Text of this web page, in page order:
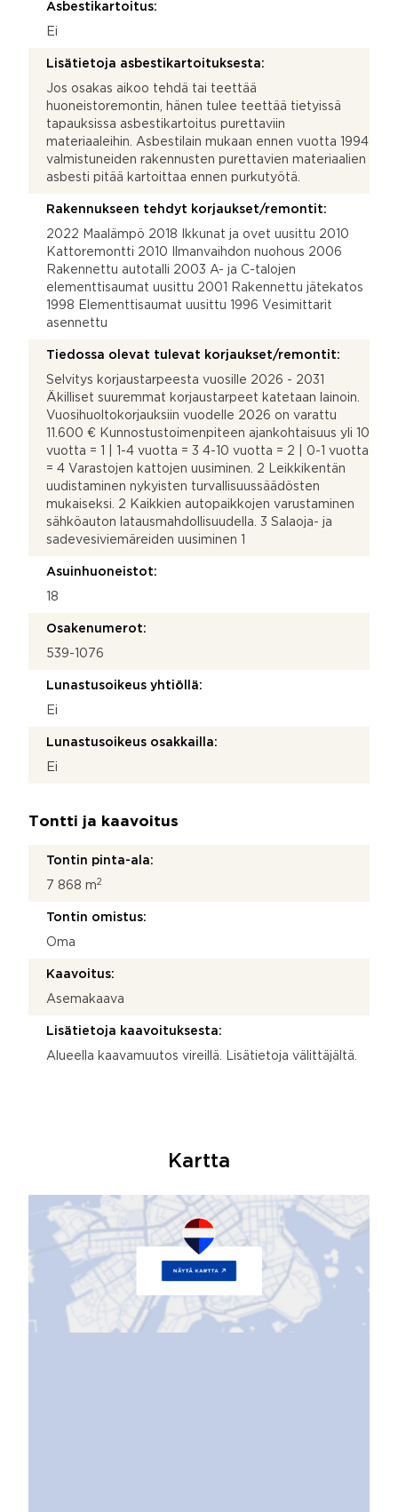
Asbestikartoitus:
Ei
Lisätietoja asbestikartoituksesta:
Jos osakas aikoo tehdä tai teettää
huoneistoremontin, hänen tulee teettää tietyissä
tapauksissa asbestikartoitus purettaviin
materiaaleihin. Asbestilain mukaan ennen vuotta 1994
valmistuneiden rakennusten purettavien materiaalien
asbesti pitää kartoittaa ennen purkutyötä.
Rakennukseen tehdyt korjaukset/remontit:
2022 Maalämpö 2018 Ikkunat ja ovet uusittu 2010
Kattoremontti 2010 Ilmanvaihdon nuohous 2006
Rakennettu autotalli 2003 A- ja C-talojen
elementtisaumat uusittu 2001 Rakennettu jätekatos
1998 Elementtisaumat uusittu 1996 Vesimittarit
asennettu
Tiedossa olevat tulevat korjaukset/remontit:
Selvitys korjaustarpeesta vuosille 2026 - 2031
Äkilliset suuremmat korjaustarpeet katetaan lainoin.
Vuosihuoltokorjauksiin vuodelle 2026 on varattu
11.600 € Kunnostustoimenpiteen ajankohtaisuus yli 10
vuotta = 1 | 1-4 vuotta = 3 4-10 vuotta = 2 | 0-1 vuotta
= 4 Varastojen kattojen uusiminen. 2 Leikkikentän
uudistaminen nykyisten turvallisuussäädösten
mukaiseksi. 2 Kaikkien autopaikkojen varustaminen
sähköauton latausmahdollisuudella. 3 Salaoja- ja
sadevesiviemäreiden uusiminen 1
Asuinhuoneistot:
18
Osakenumerot:
539-1076
Lunastusoikeus yhtiöllä:
Ei
Lunastusoikeus osakkailla:
Ei
Tontti ja kaavoitus
Tontin pinta-ala:
7 868 m2
Tontin omistus:
Oma
Kaavoitus:
Asemakaava
Lisätietoja kaavoituksesta:
Alueella kaavamuutos vireillä. Lisätietoja välittäjältä.
Kartta